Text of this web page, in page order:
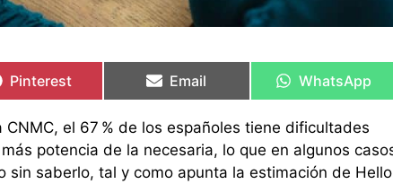
en
Pinterest
en
Email
en
WhatsApp
el 67 % de los españoles tiene dificultades
potencia de la necesaria, lo que en algunos
sin saberlo, tal y como apunta la estimación de Hello
en
en
en